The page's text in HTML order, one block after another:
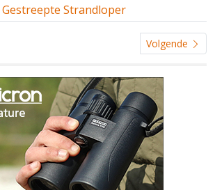
Gestreepte Strandloper
Volgende